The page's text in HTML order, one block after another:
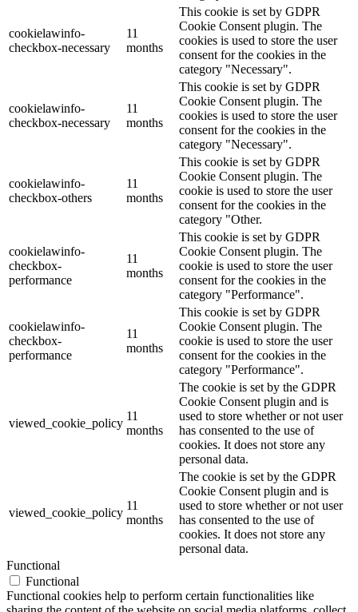
cookielawinfo-
checkbox-necessary
11
months
This cookie is set by GDPR
Cookie Consent plugin. The
cookies is used to store the user
consent for the cookies in the
category "Necessary".
cookielawinfo-
checkbox-necessary
11
months
This cookie is set by GDPR
Cookie Consent plugin. The
cookies is used to store the user
consent for the cookies in the
category "Necessary".
cookielawinfo-
checkbox-others
11
months
This cookie is set by GDPR
Cookie Consent plugin. The
cookie is used to store the user
consent for the cookies in the
category "Other.
cookielawinfo-
checkbox-
performance
11
months
This cookie is set by GDPR
Cookie Consent plugin. The
cookie is used to store the user
consent for the cookies in the
category "Performance".
cookielawinfo-
checkbox-
performance
11
months
This cookie is set by GDPR
Cookie Consent plugin. The
cookie is used to store the user
consent for the cookies in the
category "Performance".
viewed_cookie_policy
11
months
The cookie is set by the GDPR
Cookie Consent plugin and is
used to store whether or not user
has consented to the use of
cookies. It does not store any
personal data.
viewed_cookie_policy
11
months
The cookie is set by the GDPR
Cookie Consent plugin and is
used to store whether or not user
has consented to the use of
cookies. It does not store any
personal data.
Functional
Functional
Functional cookies help to perform certain functionalities like